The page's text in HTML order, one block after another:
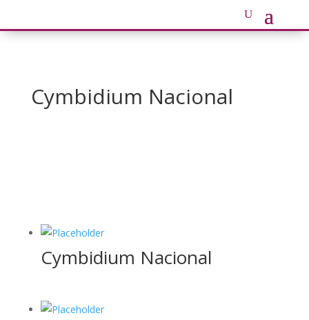
Cymbidium Nacional
Cymbidium Nacional